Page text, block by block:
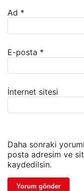
Ad *
E-posta *
İnternet sitesi
Daha sonraki
posta adresim ve
kaydedilsin.